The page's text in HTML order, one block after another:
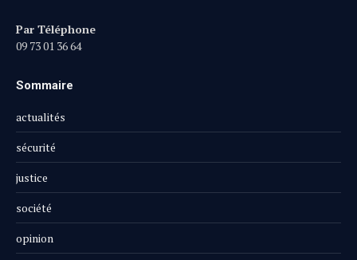
Par Téléphone
09 73 01 36 64
Sommaire
actualités
sécurité
justice
société
opinion